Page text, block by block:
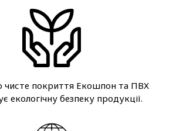
чисте покриття Екошпон та ПВХ
екологічну безпеку продукції.